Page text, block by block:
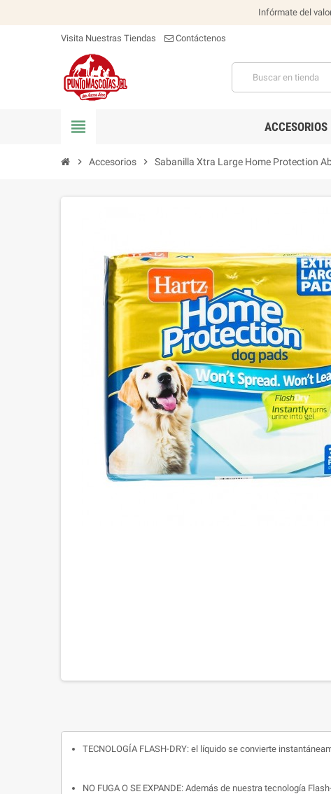
Infórmate del
Visita Nuestras Tiendas Contáctenos
view_headline ACCESORIOS
chevron_right Accesorios chevron_right Sabanilla Xtra Large Home Protection
TECNOLOGÍA FLASH-DRY: el líquido se convierte
NO FUGA O SE EXPANDE: Además de nuestra tecnología